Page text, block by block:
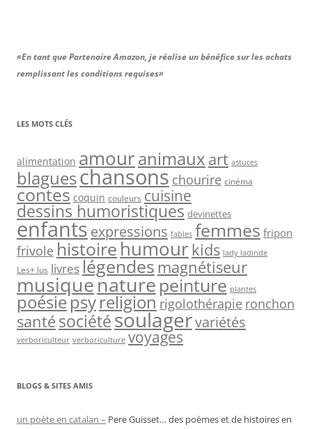
«En tant que Partenaire Amazon, je réalise un bénéfice sur les achats
remplissant les conditions requises»
LES MOTS CLÉS
alimentation amouranimaux art astuces
blagueschansons chourire cinéma
contes coquin couleurs cuisine
dessins humoristiques devinettes
enfantsexpressions fables femmes fripon
frivole histoire humour kids lady ladinde
Les+ lus livreslégendes magnétiseur
musiquenature peinture plantes
poésiepsyreligion rigolothérapie ronchon
santésociétésoulagervariétés
verboriculteur verboriculture voyages
BLOGS & SITES AMIS
un poète en catalan – Pere Guisset… des poèmes et de histoires en